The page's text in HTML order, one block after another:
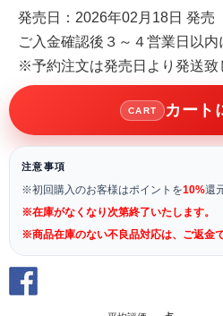
発売日：2026年02月18日 発売
ご入金確認後３～４営業日以内
※予約注文は発売日より発送致
CART カート
注意事項
※初回購入のお客様はポイントを10%還
※在庫がなくなり次第終了いたします。
※商品在庫のない不良品対応は、ご返金